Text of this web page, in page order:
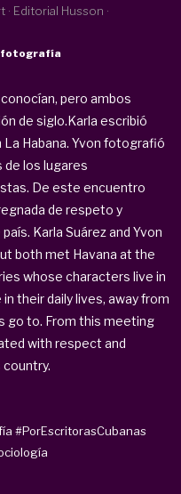
· Editorial Husson ·
fotografía
pero ambos
de siglo.Karla escribió
Habana. Yvon fotografió
de los lugares
De este encuentro
de respeto y
Karla Suárez and Yvon
both met Havana at the
whose characters live in
their daily lives, away from
go to. From this meeting
with respect and
#PorEscritorasCubanas